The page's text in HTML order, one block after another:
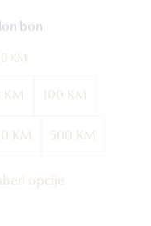
noge
bon
KM
KM 100 KM
KM 500 KM
opcije